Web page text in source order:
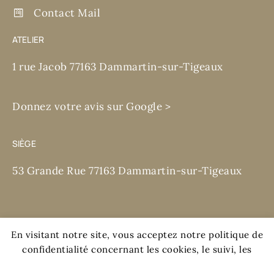
Contact Mail
ATELIER
1 rue Jacob 77163 Dammartin-sur-Tigeaux
Donnez votre avis sur Google >
SIÈGE
53 Grande Rue 77163 Dammartin-sur-Tigeaux
En visitant notre site, vous acceptez notre politique de
confidentialité concernant les cookies, le suivi, les